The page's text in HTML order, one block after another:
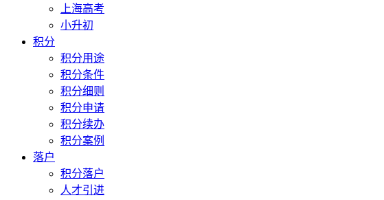
上海高考
小升初
积分
积分用途
积分条件
积分细则
积分申请
积分续办
积分案例
落户
积分落户
人才引进